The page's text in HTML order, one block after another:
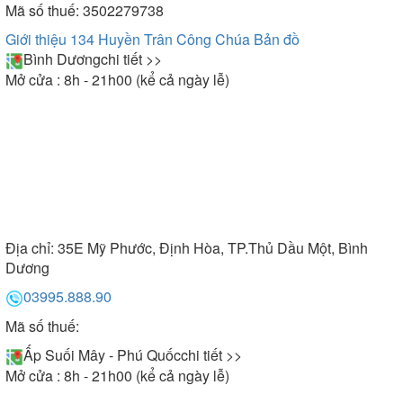
Mã số thuế: 3502279738
Giới thiệu 134 Huyền Trân Công Chúa Bản đồ
Bình Dươngchi tiết >>
Mở cửa : 8h - 21h00 (kể cả ngày lễ)
Địa chỉ: 35E Mỹ Phước, Định Hòa, TP.Thủ Dầu Một, Bình
Dương
03995.888.90
Mã số thuế:
Ấp Suối Mây - Phú Quốcchi tiết >>
Mở cửa : 8h - 21h00 (kể cả ngày lễ)